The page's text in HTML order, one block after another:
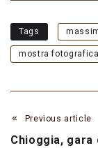
Tags
mostra
Previous article
Chioggia, gara